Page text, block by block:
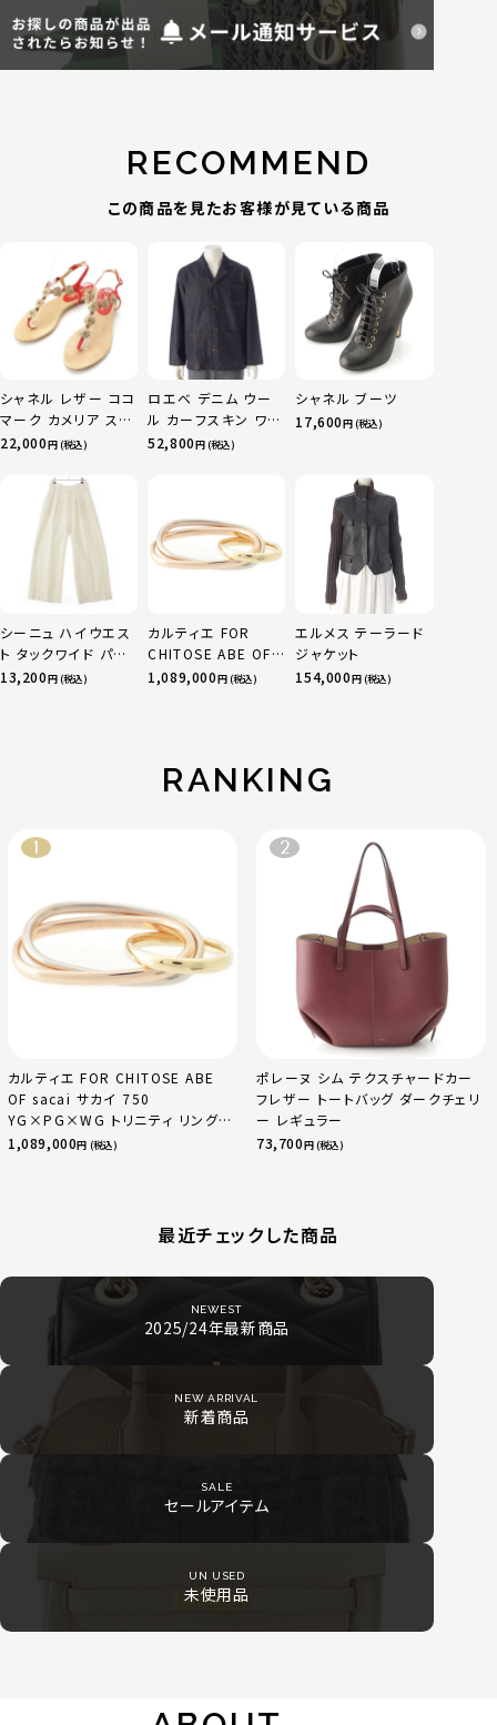
RECOMMEND
この商品を見たお客様が見ている商品
シャネル レザー ココ
マーク カメリア スエ
ード サンダル ベージ
22,000円 (税込)
ロエベ デニム ウー
ル カーフスキン ワー
ク アナグラムレザー
ンディゴ ネイビー
44
52,800円 (税込)
シャネル ブーツ
17,600円 (税込)
シーニュ ハイウエス
ト タックワイド パン
ツ ボトムス オフホワ
13,200円 (税込)
カルティエ FOR
CHITOSE ABE OF
sacai サカイ 750
1,089,000円 (税込)
エルメス テーラード
ジャケット
154,000円 (税込)
RANKING
カルティエ FOR CHITOSE ABE
OF sacai サカイ 750
YG×PG×WG トリニティ リング
指輪 マルチカラー 50 51 52
1,089,000円 (税込)
ポレーヌ シム テクスチャードカー
フレザー トートバッグ ダークチェリ
ー レギュラー
73,700円 (税込)
最近チェックした商品
NEWEST
2025/24年最新商品
NEW ARRIVAL
新着商品
SALE
セールアイテム
UN USED
未使用品